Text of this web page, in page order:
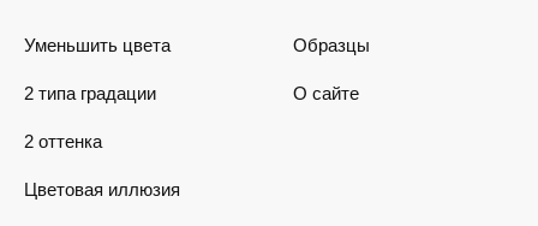
Уменьшить цвета
2 типа градации
2 оттенка
Цветовая иллюзия
Образцы
О сайте